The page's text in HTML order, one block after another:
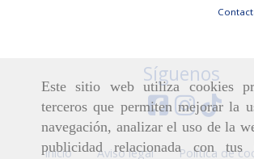
Este sitio web utiliza cookies
terceros que permiten mejorar la
navegación, analizar el uso de la
publicidad relacionada con tus
Síguenos
Inicio Aviso legal Política de